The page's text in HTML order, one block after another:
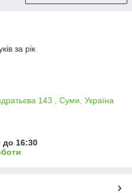
за рік
143 , Суми, Україна
до 16:30